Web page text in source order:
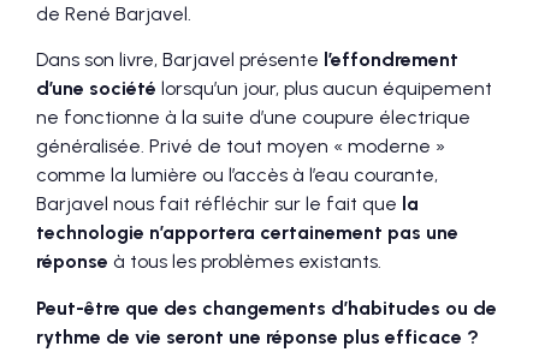
de René Barjavel.
Dans son livre, Barjavel présente l’effondrement
d’une société lorsqu’un jour, plus aucun équipement
ne fonctionne à la suite d’une coupure électrique
généralisée. Privé de tout moyen « moderne »
comme la lumière ou l’accès à l’eau courante,
Barjavel nous fait réfléchir sur le fait que la
technologie n’apportera certainement pas une
réponse à tous les problèmes existants.
Peut-être que des changements d’habitudes ou de
rythme de vie seront une réponse plus efficace ?